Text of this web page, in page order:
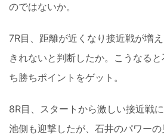
のではないか。
7R目、距離が近くなり接近戦が増
きれないと判断したか。こうなる
ち勝ちポイントをゲット。
8R目、スタートから激しい接近戦
池側も迎撃したが、石井のパワー